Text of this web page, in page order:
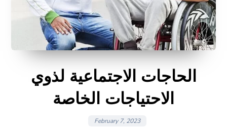
الحاجات الاجتماعية لذوي
الاحتياجات الخاصة
February 7, 2023